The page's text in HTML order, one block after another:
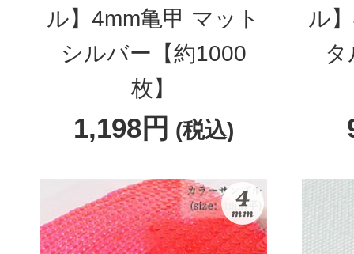
ル】4mm亀甲 マット
シルバー【約1000
枚】
1,198円 (税込)
ル